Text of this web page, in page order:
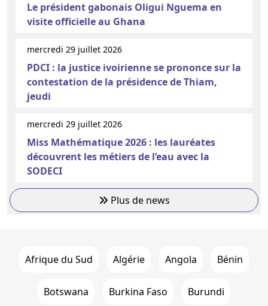
Le président gabonais Oligui Nguema en
visite officielle au Ghana
mercredi 29 juillet 2026
PDCI : la justice ivoirienne se prononce sur la
contestation de la présidence de Thiam,
jeudi
mercredi 29 juillet 2026
Miss Mathématique 2026 : les lauréates
découvrent les métiers de l’eau avec la
SODECI
Plus de news
Afrique du Sud Algérie Angola Bénin
Botswana Burkina Faso Burundi